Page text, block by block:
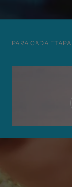
PARA CADA ETAPA